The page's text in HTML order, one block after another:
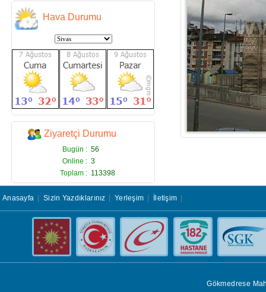
Hava Durumu
Ziyaretçi Durumu
Bugün : 56
Online : 3
Toplam : 113398
Anasayfa Sizin Yazdıklarınız Yerleşim İletişim
Gökmedrese